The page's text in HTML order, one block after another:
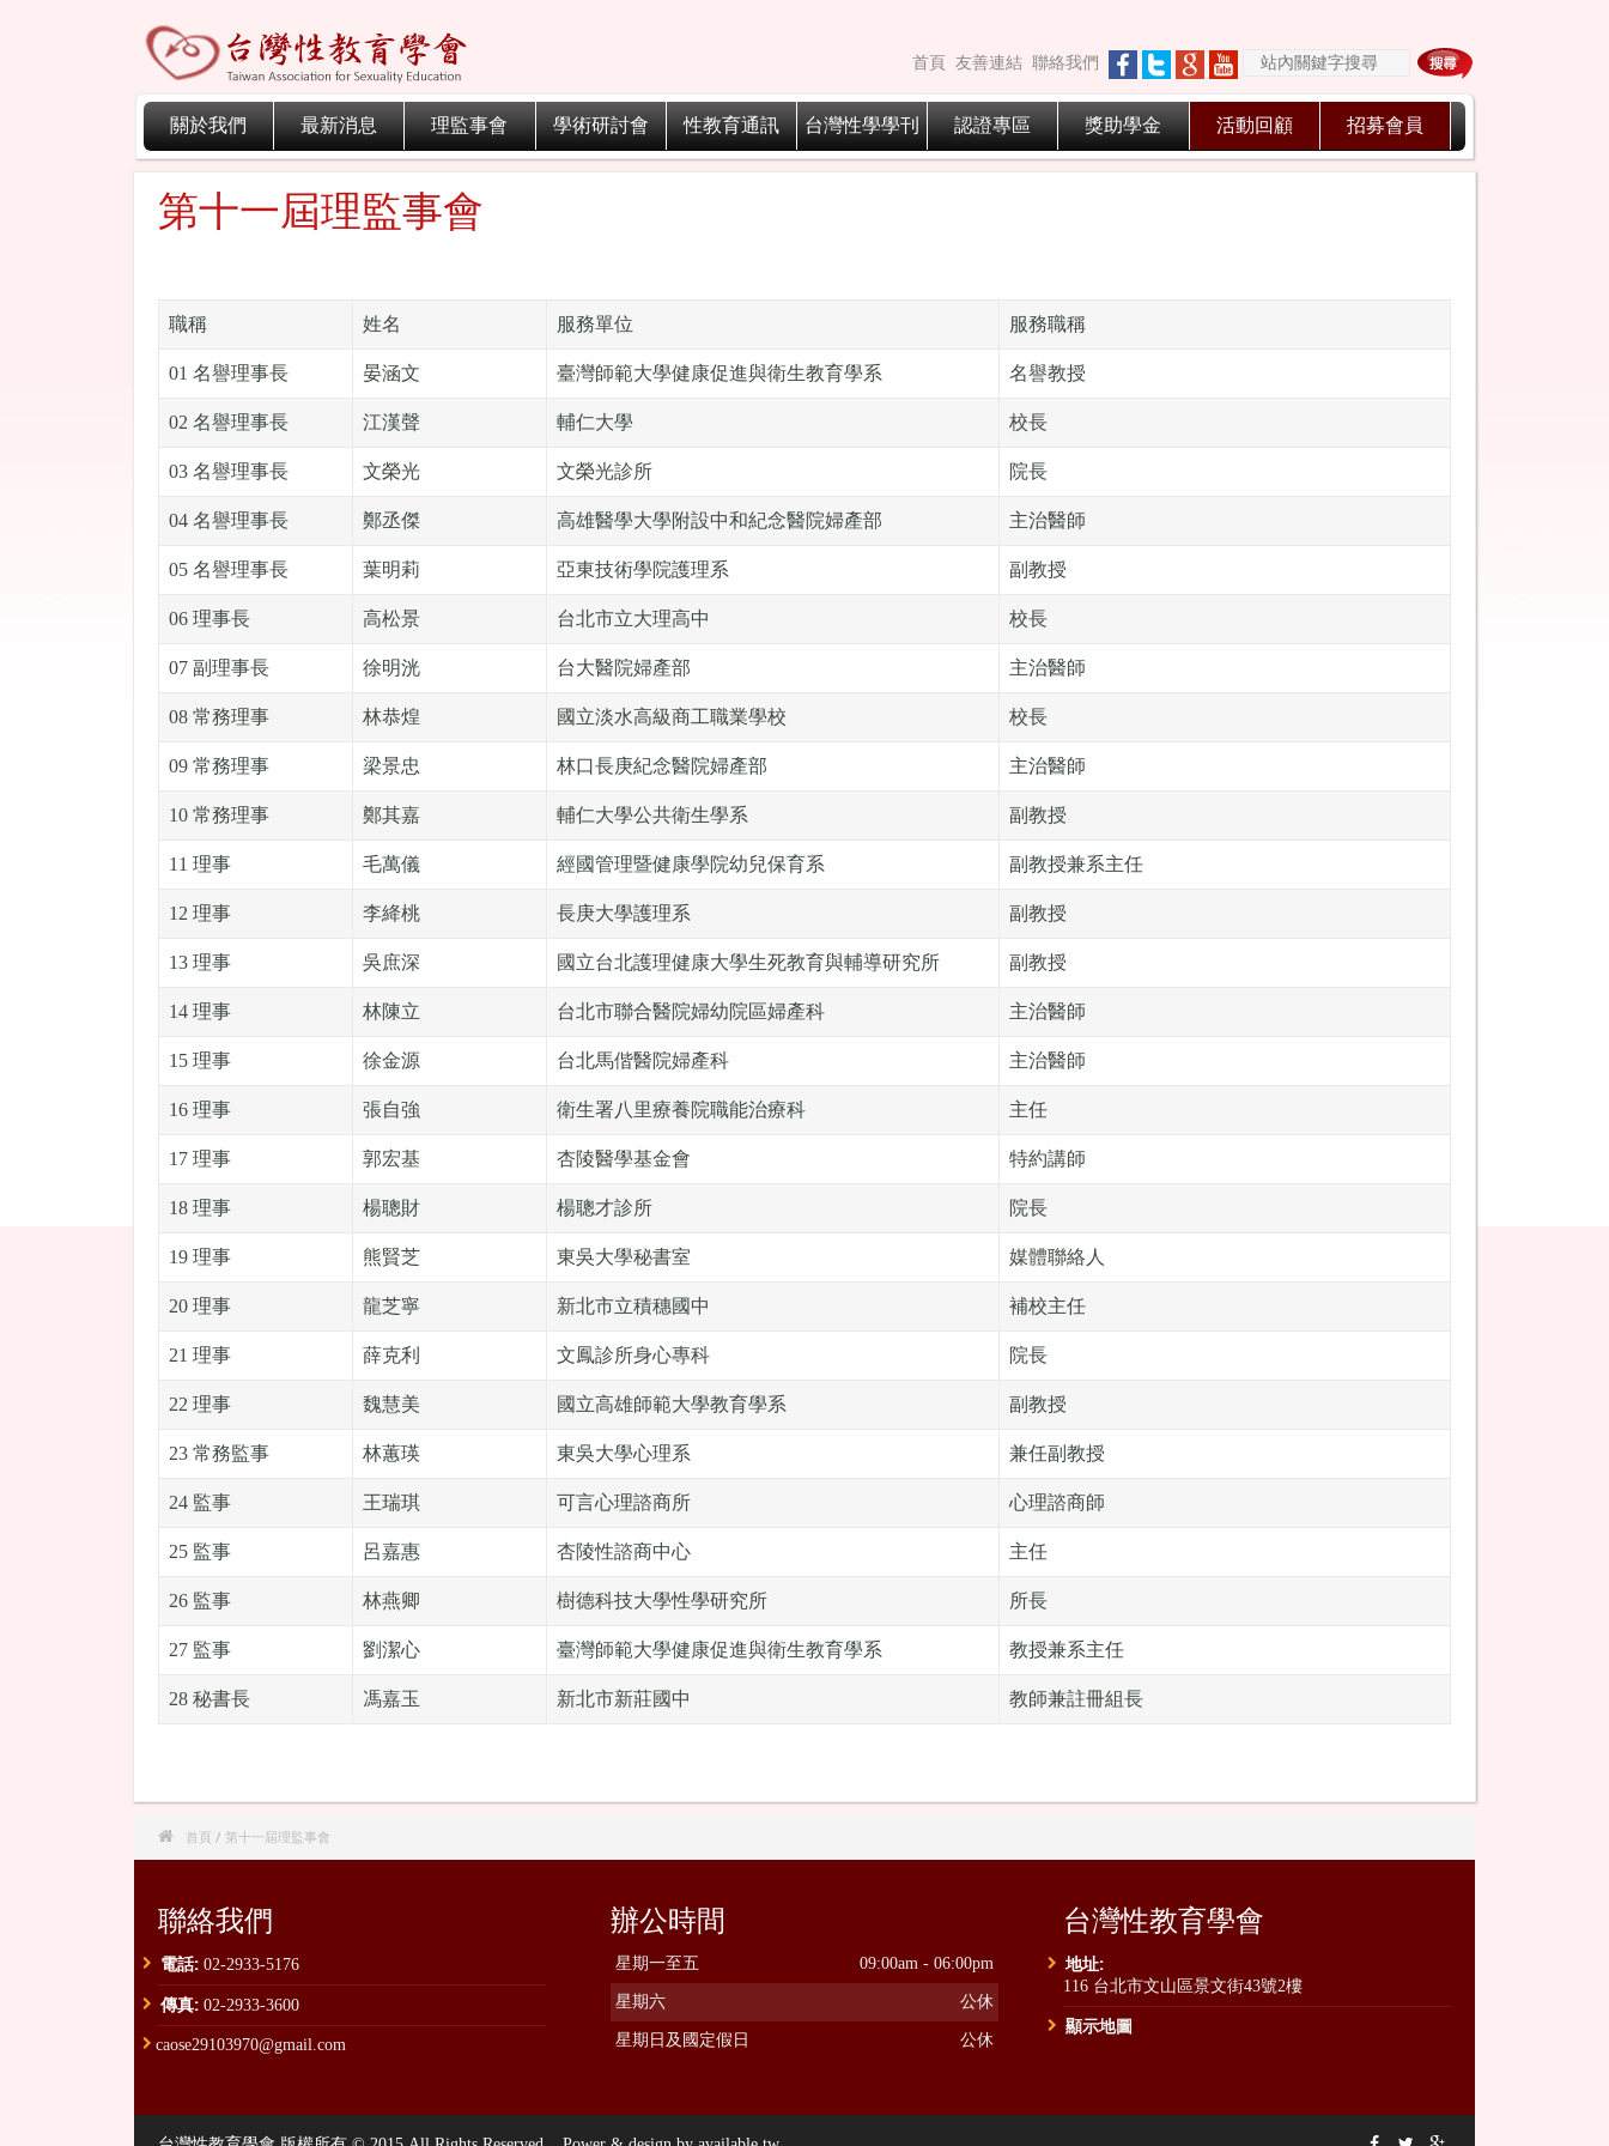
首頁 友善連結 聯絡我們
關於我們 最新消息 理監事會 學術研討會 性教育通訊 台灣性學學刊 認證專區 獎助學金 活動回顧 招募會員
第十一屆理監事會
職稱 姓名 服務單位 服務職稱
01 名譽理事長 晏涵文 臺灣師範大學健康促進與衛生教育學系 名譽教授
02 名譽理事長 江漢聲 輔仁大學 校長
03 名譽理事長 文榮光 文榮光診所 院長
04 名譽理事長 鄭丞傑 高雄醫學大學附設中和紀念醫院婦產部 主治醫師
05 名譽理事長 葉明莉 亞東技術學院護理系 副教授
06 理事長 高松景 台北市立大理高中 校長
07 副理事長 徐明洸 台大醫院婦產部 主治醫師
08 常務理事 林恭煌 國立淡水高級商工職業學校 校長
09 常務理事 梁景忠 林口長庚紀念醫院婦產部 主治醫師
10 常務理事 鄭其嘉 輔仁大學公共衛生學系 副教授
11 理事 毛萬儀 經國管理暨健康學院幼兒保育系 副教授兼系主任
12 理事 李絳桃 長庚大學護理系 副教授
13 理事 吳庶深 國立台北護理健康大學生死教育與輔導研究所 副教授
14 理事 林陳立 台北市聯合醫院婦幼院區婦產科 主治醫師
15 理事 徐金源 台北馬偕醫院婦產科 主治醫師
16 理事 張自強 衛生署八里療養院職能治療科 主任
17 理事 郭宏基 杏陵醫學基金會 特約講師
18 理事 楊聰財 楊聰才診所 院長
19 理事 熊賢芝 東吳大學秘書室 媒體聯絡人
20 理事 龍芝寧 新北市立積穗國中 補校主任
21 理事 薛克利 文鳳診所身心專科 院長
22 理事 魏慧美 國立高雄師範大學教育學系 副教授
23 常務監事 林蕙瑛 東吳大學心理系 兼任副教授
24 監事 王瑞琪 可言心理諮商所 心理諮商師
25 監事 呂嘉惠 杏陵性諮商中心 主任
26 監事 林燕卿 樹德科技大學性學研究所 所長
27 監事 劉潔心 臺灣師範大學健康促進與衛生教育學系 教授兼系主任
28 秘書長 馮嘉玉 新北市新莊國中 教師兼註冊組長
 首頁 / 第十一屆理監事會
聯絡我們
電話: 02-2933-5176
傳真: 02-2933-3600
caose29103970@gmail.com
辦公時間
星期一至五 09:00am - 06:00pm
星期六 公休
星期日及國定假日 公休
台灣性教育學會
地址:
116 台北市文山區景文街43號2樓
顯示地圖